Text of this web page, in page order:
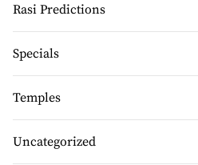
Rasi Predictions
Specials
Temples
Uncategorized